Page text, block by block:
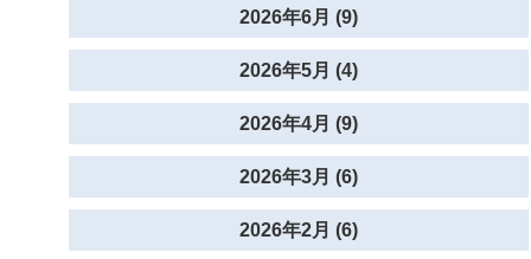
2026年6月 (9)
2026年5月 (4)
2026年4月 (9)
2026年3月 (6)
2026年2月 (6)